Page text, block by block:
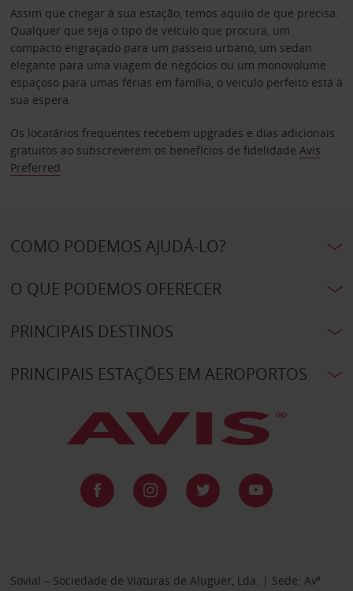
Assim que chegar à sua estação, temos aquilo de que precisa.
Qualquer que seja o tipo de veículo que procura, um
compacto engraçado para um passeio urbano, um sedan
elegante para uma viagem de negócios ou um monovolume
espaçoso para umas férias em família, o veículo perfeito está à
sua espera.
Os locatários frequentes recebem upgrades e dias adicionais
gratuitos ao subscreverem os benefícios de fidelidade Avis
Preferred.
COMO PODEMOS AJUDÁ-LO?
O QUE PODEMOS OFERECER
PRINCIPAIS DESTINOS
PRINCIPAIS ESTAÇÕES EM AEROPORTOS
Sovial – Sociedade de Viaturas de Aluguer, Lda. | Sede: Avª